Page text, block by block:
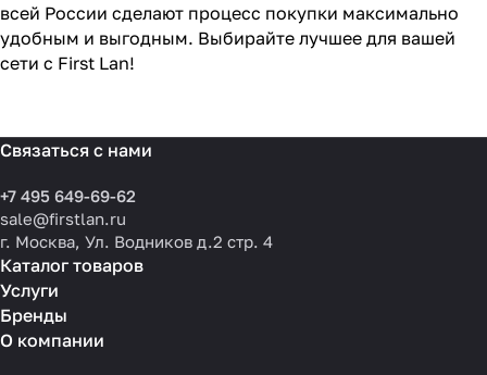
всей России сделают процесс покупки максимально
удобным и выгодным. Выбирайте лучшее для вашей
сети с First Lan!
Связаться с нами
+7 495 649-69-62
sale@firstlan.ru
г. Москва, Ул. Водников д.2 стр. 4
Каталог товаров
Услуги
Бренды
О компании